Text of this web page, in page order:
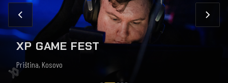
XP GAME FEST
Priština, Kosovo